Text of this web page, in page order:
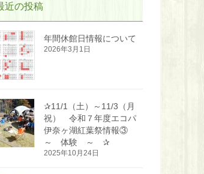
近の投稿
年間休館日情報について
2026年3月1日
✰11/1（土）～11/3（月
祝） 令和７年度エコパ
伊奈ヶ湖紅葉祭情報③
～ 体験 ～ ✰
2025年10月24日